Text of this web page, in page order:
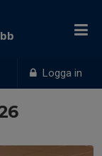
Logga in